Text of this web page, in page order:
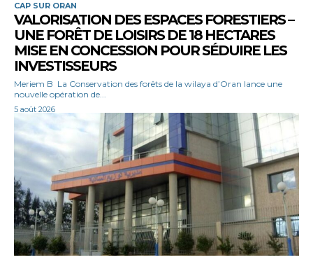
CAP SUR ORAN
VALORISATION DES ESPACES FORESTIERS –
UNE FORÊT DE LOISIRS DE 18 HECTARES
MISE EN CONCESSION POUR SÉDUIRE LES
INVESTISSEURS
Meriem B La Conservation des forêts de la wilaya d’Oran lance une
nouvelle opération de...
5 août 2026